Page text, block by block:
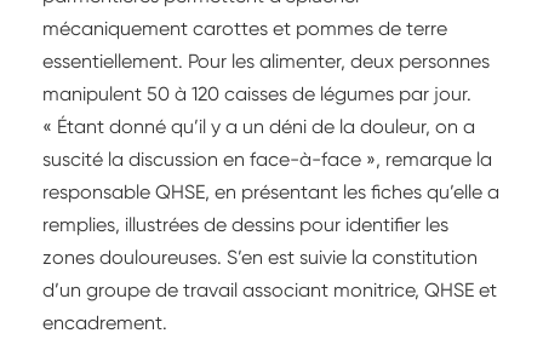
mécaniquement carottes et pommes de terre
essentiellement. Pour les alimenter, deux personnes
manipulent 50 à 120 caisses de légumes par jour.
« Étant donné qu’il y a un déni de la douleur, on a
suscité la discussion en face-à-face », remarque la
responsable QHSE, en présentant les fiches qu’elle a
remplies, illustrées de dessins pour identifier les
zones douloureuses. S’en est suivie la constitution
d’un groupe de travail associant monitrice, QHSE et
encadrement.